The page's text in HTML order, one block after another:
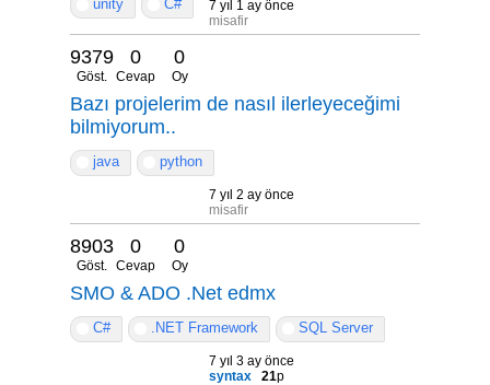
unity C#
7 yıl 1 ay önce
misafir
9379
Göst.
0
Cevap
0
Oy
Bazı projelerim de nasıl ilerleyeceğimi
bilmiyorum..
java python
7 yıl 2 ay önce
misafir
8903
Göst.
0
Cevap
0
Oy
SMO & ADO .Net edmx
C# .NET Framework SQL Server
7 yıl 3 ay önce
syntax
21p